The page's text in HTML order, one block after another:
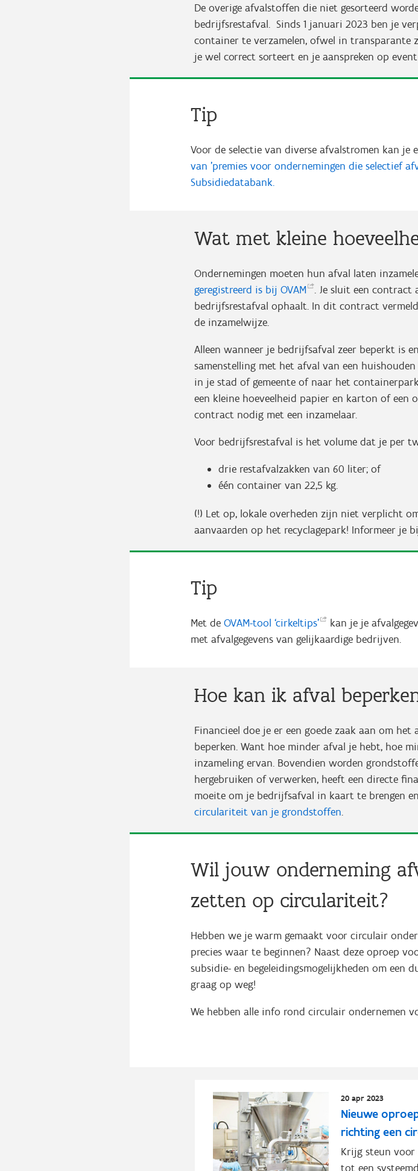
De overige afvalstoffen die niet gesorteerd
bedrijfsrestafval. Sinds 1 januari 2023 ben je
container te verzamelen, ofwel in transparante
je wel correct sorteert en je aanspreken op
Tip
Voor de selectie van diverse afvalstromen kan je
van 'premies voor ondernemingen die selectief
Subsidiedatabank.
Wat met kleine
Ondernemingen moeten hun afval laten
geregistreerd is bijOVAM
. Je sluit een contract
bedrijfsrestafval ophaalt. In dit contract
de inzamelwijze.
Alleen wanneer je bedrijfsafval zeer beperkt is
samenstelling met het afval van een
in je stad of gemeente of naar het
een kleine hoeveelheid papier en karton of een
contract nodig met een inzamelaar.
Voor bedrijfsrestafval is het volume dat je per
drie restafvalzakken van 60 liter; of
één container van 22,5 kg.
(!) Let op, lokale overheden zijn niet verplicht
aanvaarden op het recyclagepark! Informeer je
Tip
Met deOVAM-tool‘cirkeltips’
kan je je
met afvalgegevens van gelijkaardige bedrijven.
Hoe kan ik afval
Financieel doe je er een goede zaak aan om
beperken. Want hoe minder afval je hebt, hoe
inzameling ervan. Bovendien worden
hergebruiken of verwerken, heeft een directe
moeite om je bedrijfsafval in kaart te brengen
circulariteit van je grondstoffen.
Wil jouw onderneming
zetten op circulariteit?
Hebben we je warm gemaakt voor circulair
precies waar te beginnen? Naast deze oproep
subsidie- en begeleidingsmogelijkheden om een
graag op weg!
We hebben alle info rond circulair ondernemen
20 apr 2023
Nieuwe
richting een
Krijg steun
tot een